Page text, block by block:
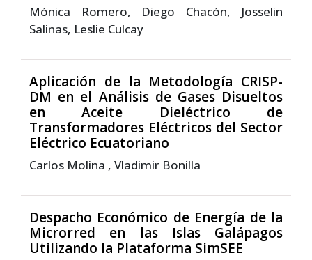
Mónica Romero, Diego Chacón, Josselin
Salinas, Leslie Culcay
Aplicación de la Metodología CRISP-
DM en el Análisis de Gases Disueltos
en Aceite Dieléctrico de
Transformadores Eléctricos del Sector
Eléctrico Ecuatoriano
Carlos Molina , Vladimir Bonilla
Despacho Económico de Energía de la
Microrred en las Islas Galápagos
Utilizando la Plataforma SimSEE